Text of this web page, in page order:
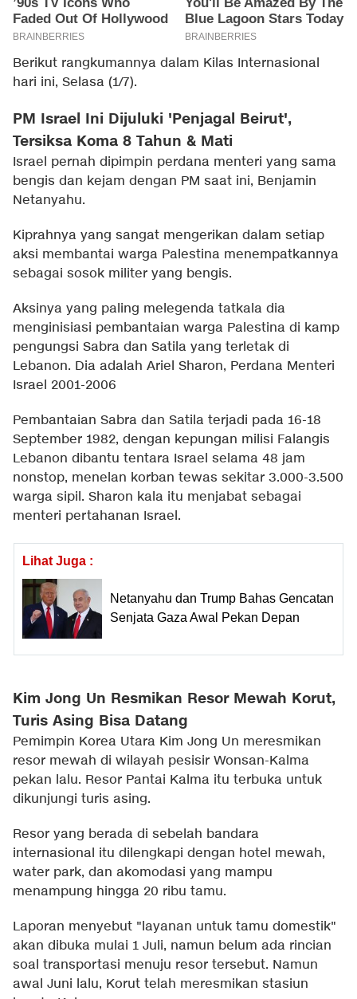
Berikut rangkumannya dalam Kilas Internasional
hari ini, Selasa (1/7).
PM Israel Ini Dijuluki 'Penjagal Beirut',
Tersiksa Koma 8 Tahun & Mati
Israel pernah dipimpin perdana menteri yang sama
bengis dan kejam dengan PM saat ini, Benjamin
Netanyahu.
Kiprahnya yang sangat mengerikan dalam setiap
aksi membantai warga Palestina menempatkannya
sebagai sosok militer yang bengis.
Aksinya yang paling melegenda tatkala dia
menginisiasi pembantaian warga Palestina di kamp
pengungsi Sabra dan Satila yang terletak di
Lebanon. Dia adalah Ariel Sharon, Perdana Menteri
Israel 2001-2006
Pembantaian Sabra dan Satila terjadi pada 16-18
September 1982, dengan kepungan milisi Falangis
Lebanon dibantu tentara Israel selama 48 jam
nonstop, menelan korban tewas sekitar 3.000-3.500
warga sipil. Sharon kala itu menjabat sebagai
menteri pertahanan Israel.
Lihat Juga :
Netanyahu dan Trump Bahas Gencatan
Senjata Gaza Awal Pekan Depan
Kim Jong Un Resmikan Resor Mewah Korut,
Turis Asing Bisa Datang
Pemimpin Korea Utara Kim Jong Un meresmikan
resor mewah di wilayah pesisir Wonsan-Kalma
pekan lalu. Resor Pantai Kalma itu terbuka untuk
dikunjungi turis asing.
Resor yang berada di sebelah bandara
internasional itu dilengkapi dengan hotel mewah,
water park, dan akomodasi yang mampu
menampung hingga 20 ribu tamu.
Laporan menyebut "layanan untuk tamu domestik"
akan dibuka mulai 1 Juli, namun belum ada rincian
soal transportasi menuju resor tersebut. Namun
awal Juni lalu, Korut telah meresmikan stasiun